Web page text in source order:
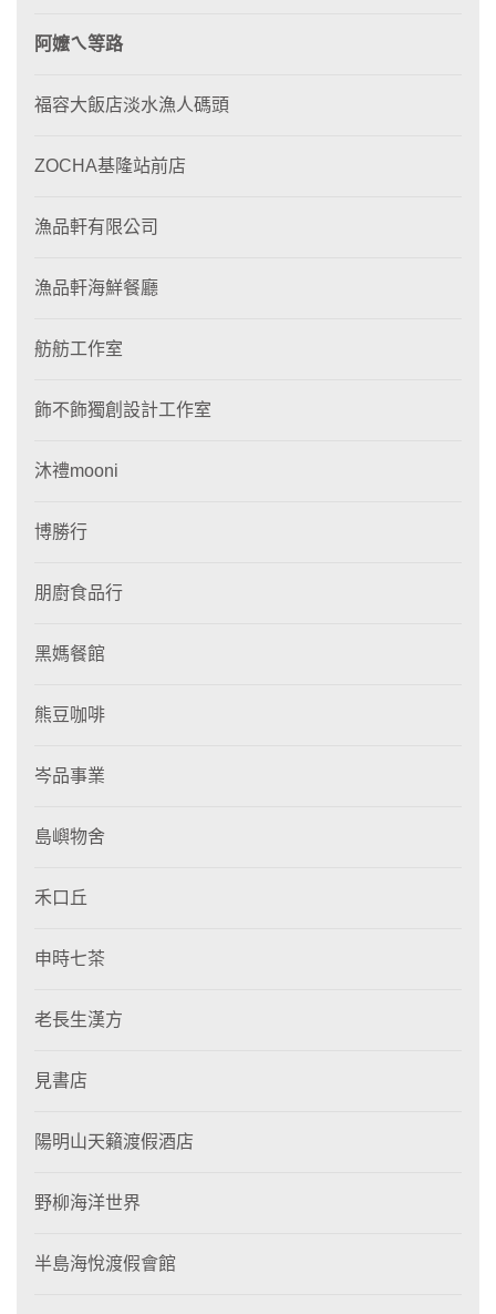
阿嬤ㄟ等路
福容大飯店淡水漁人碼頭
ZOCHA基隆站前店
漁品軒有限公司
漁品軒海鮮餐廳
舫舫工作室
飾不飾獨創設計工作室
沐禮mooni
博勝行
朋廚食品行
黑媽餐館
熊豆咖啡
岑品事業
島嶼物舍
禾口丘
申時七茶
老長生漢方
見書店
陽明山天籟渡假酒店
野柳海洋世界
半島海悅渡假會館